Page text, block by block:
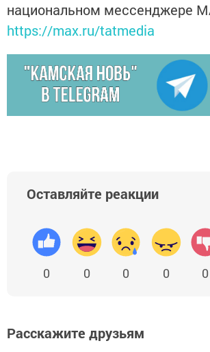
национальном мессенджере
https://max.ru/tatmedia
Оставляйте реакции
0 0 0 0 0
Расскажите друзьям